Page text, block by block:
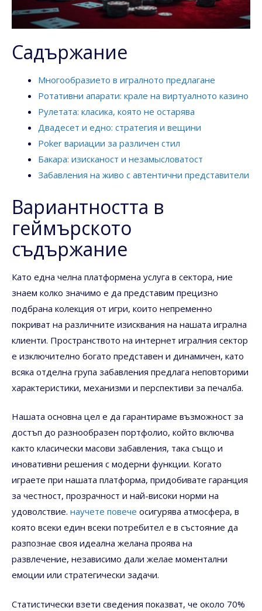
Садържание
Многообразието в игралното предлагане
Ротативни апарати: крале на виртуалното казино
Рулетата: класика, която не остарява
Двадесет и едно: стратегия и вещини
Poker вариации за различен стил
Бакара: изисканост и незамысловатост
Забавления на живо с автентични представители
Вариантността в
геймърското
съдържание
Като една челна платформена услуга в сектора, ние
знаем колко значимо е да представим прецизно
подбрана колекция от игри, които непременно
покриват на различните изисквания на нашата игрална
клиенти. Пространството на интернет игралния сектор
е изключително богато представен и динамичен, като
всяка отделна група забавления предлага неповторими
характеристики, механизми и перспективи за печалба.
Нашата основна цел е да гарантираме възможност за
достъп до разнообразен портфолио, който включва
както класически масови забавления, така също и
иновативни решения с модерни функции. Когато
играете при нашата платформа, придобивате гаранция
за честност, прозрачност и най-високи норми на
удоволствие. научете повече осигурява атмосфера, в
която всеки един всеки потребител е в състояние да
разпознае своя идеална желана проява на
развлечение, независимо дали желае моментални
емоции или стратегически задачи.
Статистически взети сведения показват, че около 70%